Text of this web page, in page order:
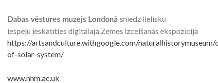
Dabas vēstures muzejs Londonā sniedz lielisku
iespēju ieskatīties digitālajā Zemes izcelšanās ekspozīcijā
https://artsandculture.withgoogle.com/naturalhistorymuseum/
of-solar-system/
www.nhm.ac.uk